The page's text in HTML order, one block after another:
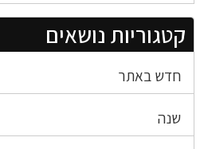
קטגוריות נושאים
חדש באתר
שנה